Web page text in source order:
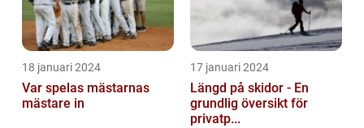
18 januari 2024
Var spelas mästarnas
mästare in
17 januari 2024
Längd på skidor - En
grundlig översikt för
privatp...